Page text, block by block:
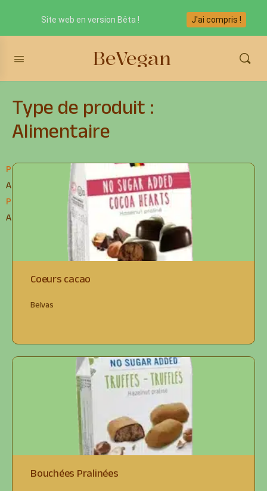
BeVegan
Type de produit :
Alimentaire
Produits Alimentaire
Coeurs cacao
Belvas
Produits>Alimentaire
Bouchées Pralinées
Alimentaire
Produits AlimentaireProduits>
Produits Alimentaire Produits>Alimentaire
Alimentaire
Produits AlimentaireProduits >
Site web en version Bêta ! J'ai compris !